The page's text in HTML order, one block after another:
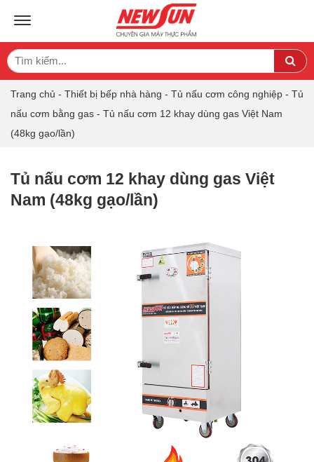
TOGGLE NAVIGATION
Search
for:
Trang chủ - Thiết bị bếp nhà hàng - Tủ nấu cơm công nghiệp - Tủ
nấu cơm bằng gas - Tủ nấu cơm 12 khay dùng gas Việt Nam
(48kg gạo/lần)
Tủ nấu cơm 12 khay dùng gas Việt
Nam (48kg gạo/lần)